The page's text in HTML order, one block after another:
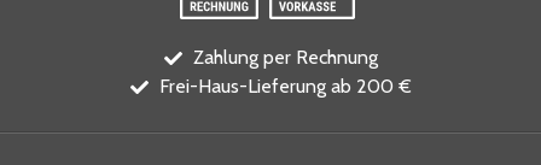
Zahlung per Rechnung
Frei-Haus-Lieferung ab 200 €